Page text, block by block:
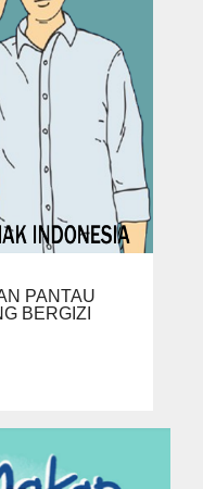
PANTAU
BERGIZI